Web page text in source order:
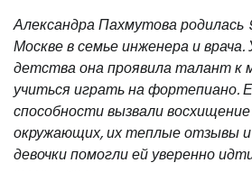
Александра Пахмутова родилась
Москве в семье инженера и врача.
детства она проявила талант к
учиться играть на фортепиано.
способности вызвали
окружающих, их теплые отзывы
девочки помогли ей уверенно